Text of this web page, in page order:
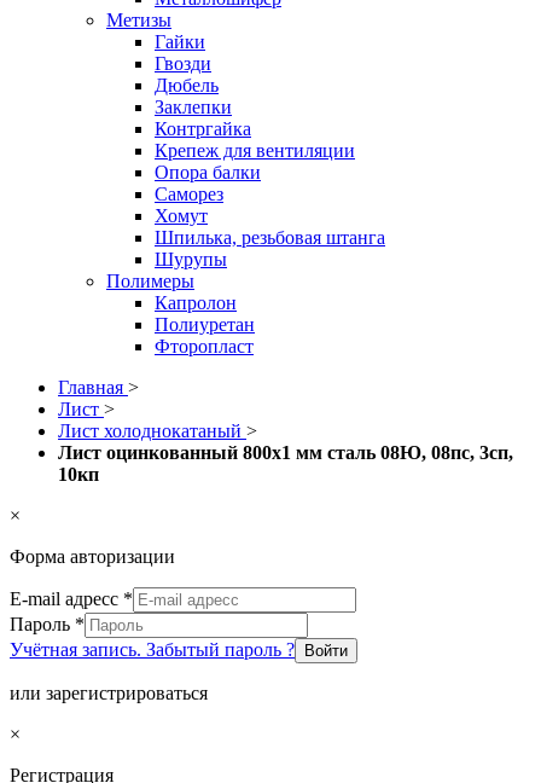
Метизы
Гайки
Гвозди
Дюбель
Заклепки
Контргайка
Крепеж для вентиляции
Опора балки
Саморез
Хомут
Шпилька, резьбовая штанга
Шурупы
Полимеры
Капролон
Полиуретан
Фторопласт
Главная >
Лист >
Лист холоднокатаный >
Лист оцинкованный 800x1 мм сталь 08Ю, 08пс, 3сп,
10кп
×
Форма авторизации
E-mail адресс *
Пароль *
Учётная запись. Забытый пароль ?
Войти
или зарегистрироваться
×
Регистрация